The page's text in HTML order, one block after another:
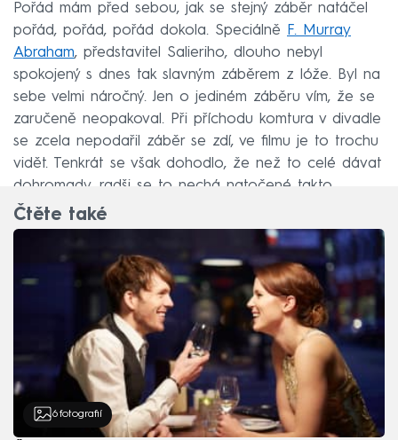
Pořád mám před sebou, jak se stejný záběr natáčel
pořád, pořád, pořád dokola. Speciálně
F. Murray
Abraham, představitel Salieriho, dlouho nebyl
spokojený s dnes tak slavným záběrem z lóže. Byl na
sebe velmi náročný. Jen o jediném záběru vím, že se
zaručeně neopakoval. Při příchodu komtura v divadle
se zcela nepodařil záběr se zdí, ve filmu je to trochu
vidět. Tenkrát se však dohodlo, že než to celé dávat
dohromady, radši se to nechá natočené takto.
Čtěte také
6 fotografií